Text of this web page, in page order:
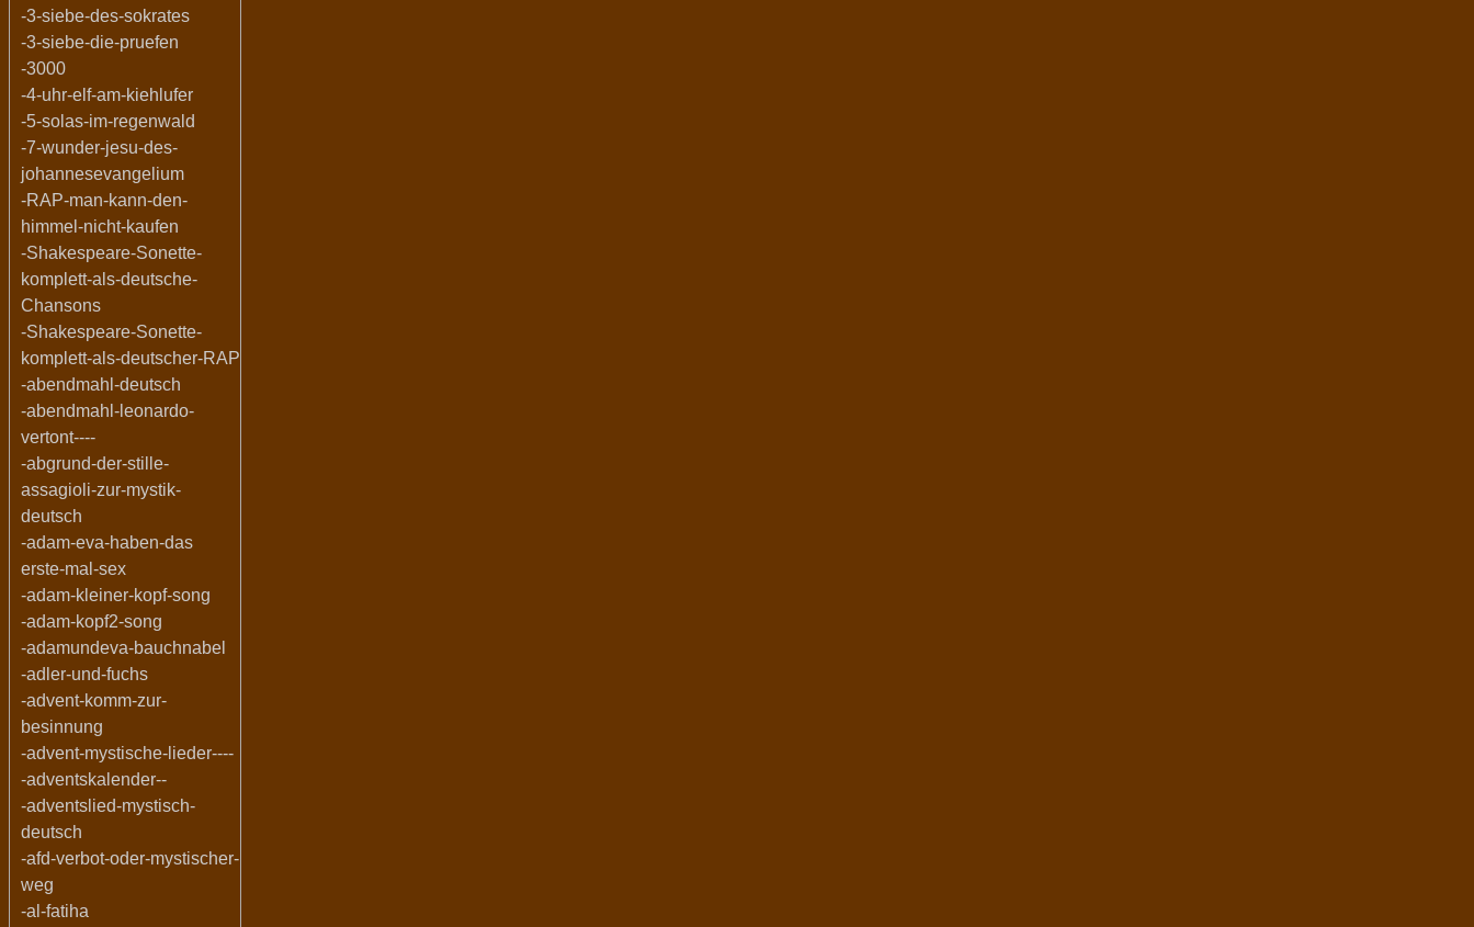
-3-siebe-des-sokrates
-3-siebe-die-pruefen
-3000
-4-uhr-elf-am-kiehlufer
-5-solas-im-regenwald
-7-wunder-jesu-des-
johannesevangelium
-RAP-man-kann-den-
himmel-nicht-kaufen
-Shakespeare-Sonette-
komplett-als-deutsche-
Chansons
-Shakespeare-Sonette-
komplett-als-deutscher-RAP
-abendmahl-deutsch
-abendmahl-leonardo-
vertont----
-abgrund-der-stille-
assagioli-zur-mystik-
deutsch
-adam-eva-haben-das
erste-mal-sex
-adam-kleiner-kopf-song
-adam-kopf2-song
-adamundeva-bauchnabel
-adler-und-fuchs
-advent-komm-zur-
besinnung
-advent-mystische-lieder----
-adventskalender--
-adventslied-mystisch-
deutsch
-afd-verbot-oder-mystischer-
weg
-al-fatiha